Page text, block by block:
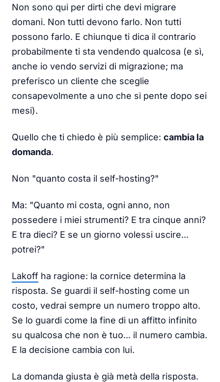
Non sono qui per dirti che devi migrare
domani. Non tutti devono farlo. Non tutti
possono farlo. E chiunque ti dica il contrario
probabilmente ti sta vendendo qualcosa (e sì,
anche io vendo servizi di migrazione; ma
preferisco un cliente che sceglie
consapevolmente a uno che si pente dopo sei
mesi).
Quello che ti chiedo è più semplice: cambia la
domanda.
Non "quanto costa il self-hosting?"
Ma: "Quanto mi costa, ogni anno, non
possedere i miei strumenti? E tra cinque anni?
E tra dieci? E se un giorno volessi uscire...
potrei?"
Lakoff ha ragione: la cornice determina la
risposta. Se guardi il self-hosting come un
costo, vedrai sempre un numero troppo alto.
Se lo guardi come la fine di un affitto infinito
su qualcosa che non è tuo... il numero cambia.
E la decisione cambia con lui.
La domanda giusta è già metà della risposta.